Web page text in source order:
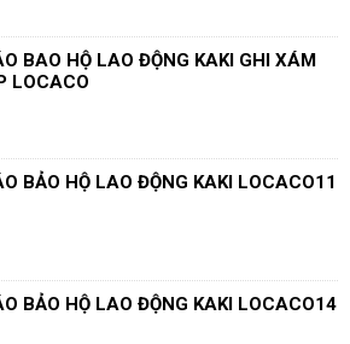
BAO HỘ LAO ĐỘNG KAKI GHI XÁM
LOCACO
BẢO HỘ LAO ĐỘNG KAKI LOCACO11
BẢO HỘ LAO ĐỘNG KAKI LOCACO14